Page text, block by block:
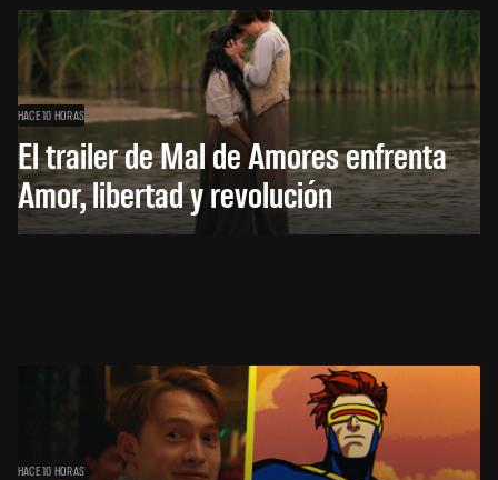
HACE 10 HORAS
El trailer de Mal de Amores enfrenta
Amor, libertad y revolución
HACE 10 HORAS